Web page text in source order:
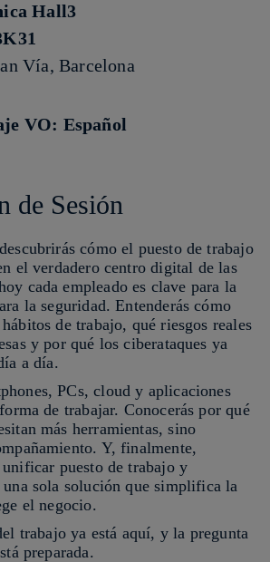
Hall3
Vía, Barcelona
VO: Español
de Sesión
cómo el puesto de trabajo
el verdadero centro digital de las
cada empleado es clave para la
la seguridad. Entenderás cómo
de trabajo, qué riesgos reales
y por qué los ciberataques ya
a día.
PCs, cloud y aplicaciones
de trabajar. Conocerás por qué
más herramientas, sino
Y, finalmente,
puesto de trabajo y
una sola solución que simplifica la
el negocio.
trabajo ya está aquí, y la pregunta
preparada.